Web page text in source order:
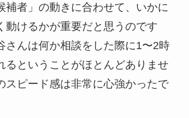
補者」の動きに合わせて、いかに
動けるかが重要だと思うのです
さんは何か相談をした際に1〜2時
るということがほとんどありませ
スピード感は非常に心強かったで